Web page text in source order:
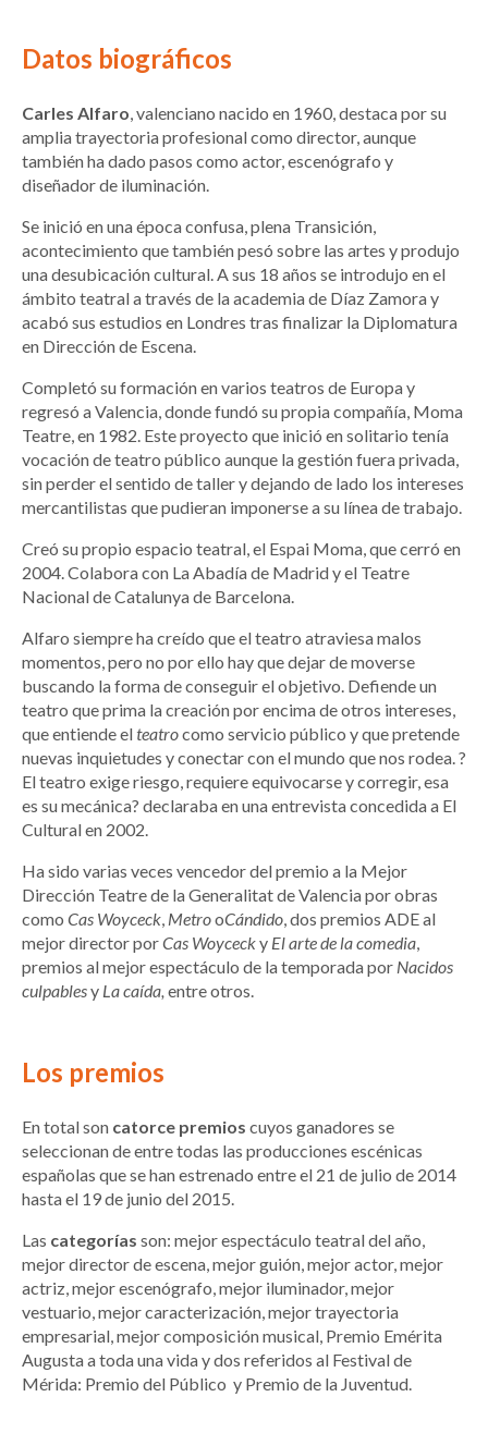
Datos biográficos
Carles Alfaro, valenciano nacido en 1960, destaca por su
amplia trayectoria profesional como director, aunque
también ha dado pasos como actor, escenógrafo y
diseñador de iluminación.
Se inició en una época confusa, plena Transición,
acontecimiento que también pesó sobre las artes y produjo
una desubicación cultural. A sus 18 años se introdujo en el
ámbito teatral a través de la academia de Díaz Zamora y
acabó sus estudios en Londres tras finalizar la Diplomatura
en Dirección de Escena.
Completó su formación en varios teatros de Europa y
regresó a Valencia, donde fundó su propia compañía, Moma
Teatre, en 1982. Este proyecto que inició en solitario tenía
vocación de teatro público aunque la gestión fuera privada,
sin perder el sentido de taller y dejando de lado los intereses
mercantilistas que pudieran imponerse a su línea de trabajo.
Creó su propio espacio teatral, el Espai Moma, que cerró en
2004. Colabora con La Abadía de Madrid y el Teatre
Nacional de Catalunya de Barcelona.
Alfaro siempre ha creído que el teatro atraviesa malos
momentos, pero no por ello hay que dejar de moverse
buscando la forma de conseguir el objetivo. Defiende un
teatro que prima la creación por encima de otros intereses,
que entiende elteatrocomo servicio público y que pretende
nuevas inquietudes y conectar con el mundo que nos rodea. ?
El teatro exige riesgo, requiere equivocarse y corregir, esa
es su mecánica? declaraba en una entrevista concedida a El
Cultural en 2002.
Ha sido varias veces vencedor del premio a la Mejor
Dirección Teatre de la Generalitat de Valencia por obras
como Cas Woyceck, MetrooCándido, dos premios ADE al
mejor director porCas Woycecky El arte de la comedia,
premios al mejor espectáculo de la temporada por Nacidos
culpablesy La caída, entre otros.
Los premios
En total son catorce premios cuyos ganadores se
seleccionan de entre todas las producciones escénicas
españolas que se han estrenado entre el 21 de julio de 2014
hasta el 19 de junio del 2015.
Las categorías son: mejor espectáculo teatral del año,
mejor director de escena, mejor guión, mejor actor, mejor
actriz, mejor escenógrafo, mejor iluminador, mejor
vestuario, mejor caracterización, mejor trayectoria
empresarial, mejor composición musical, Premio Emérita
Augusta a toda una vida y dos referidos al Festival de
Mérida: Premio del Público y Premio de la Juventud.